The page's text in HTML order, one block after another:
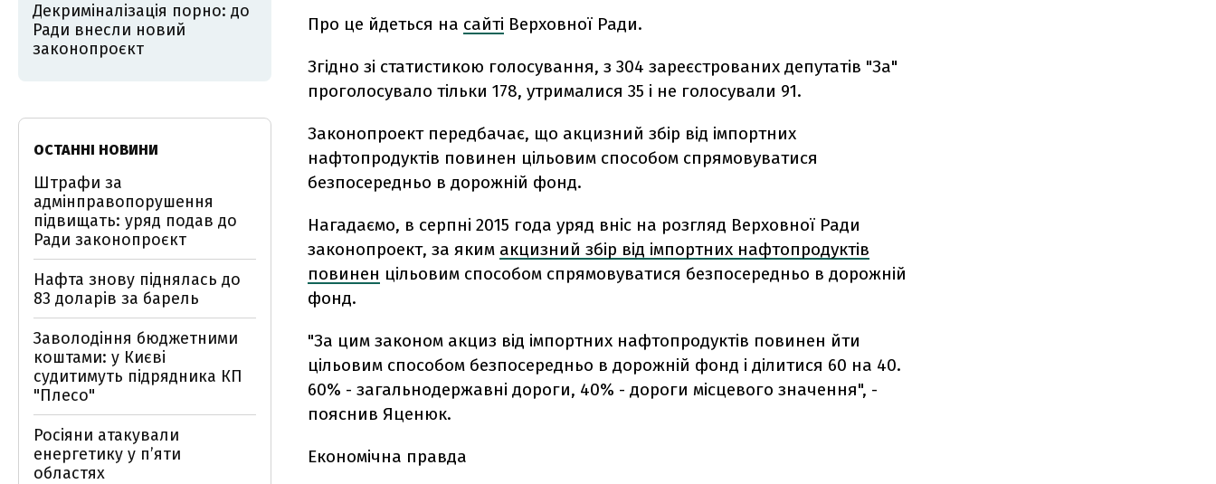
Про це йдеться на сайті Верховної Ради.
Згідно зі статистикою голосування, з 304 зареєстрованих депутатів "За"
проголосувало тільки 178, утрималися 35 і не голосували 91.
Законопроект передбачає, що акцизний збір від імпортних
нафтопродуктів повинен цільовим способом спрямовуватися
безпосередньо в дорожній фонд.
Нагадаємо, в серпні 2015 года уряд вніс на розгляд Верховної Ради
законопроект, за яким акцизний збір від імпортних нафтопродуктів
повинен цільовим способом спрямовуватися безпосередньо в дорожній
фонд.
"За цим законом акциз від імпортних нафтопродуктів повинен йти
цільовим способом безпосередньо в дорожній фонд і ділитися 60 на 40.
60% - загальнодержавні дороги, 40% - дороги місцевого значення", -
пояснив Яценюк.
Економічна правда
Декриміналізація порно: до
Ради внесли новий
законопроєкт
ОСТАННІ НОВИНИ
Штрафи за
адмінправопорушення
підвищать: уряд подав до
Ради законопроєкт
Нафта знову піднялась до
83 доларів за барель
Заволодіння бюджетними
коштами: у Києві
судитимуть підрядника КП
"Плесо"
Росіяни атакували
енергетику у пʼяти
областях